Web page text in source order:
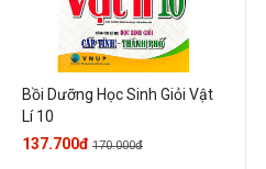
Bồi Dưỡng Học Sinh Giỏi Vật
Lí 10
137.700đ 170.000đ